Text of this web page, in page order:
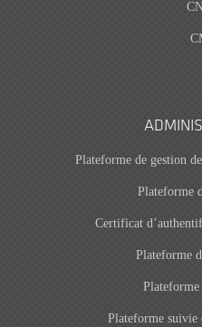
Plateforme de gestion
Plateforme
Certificat
Plateforme
Plateforme
Plateforme suivie